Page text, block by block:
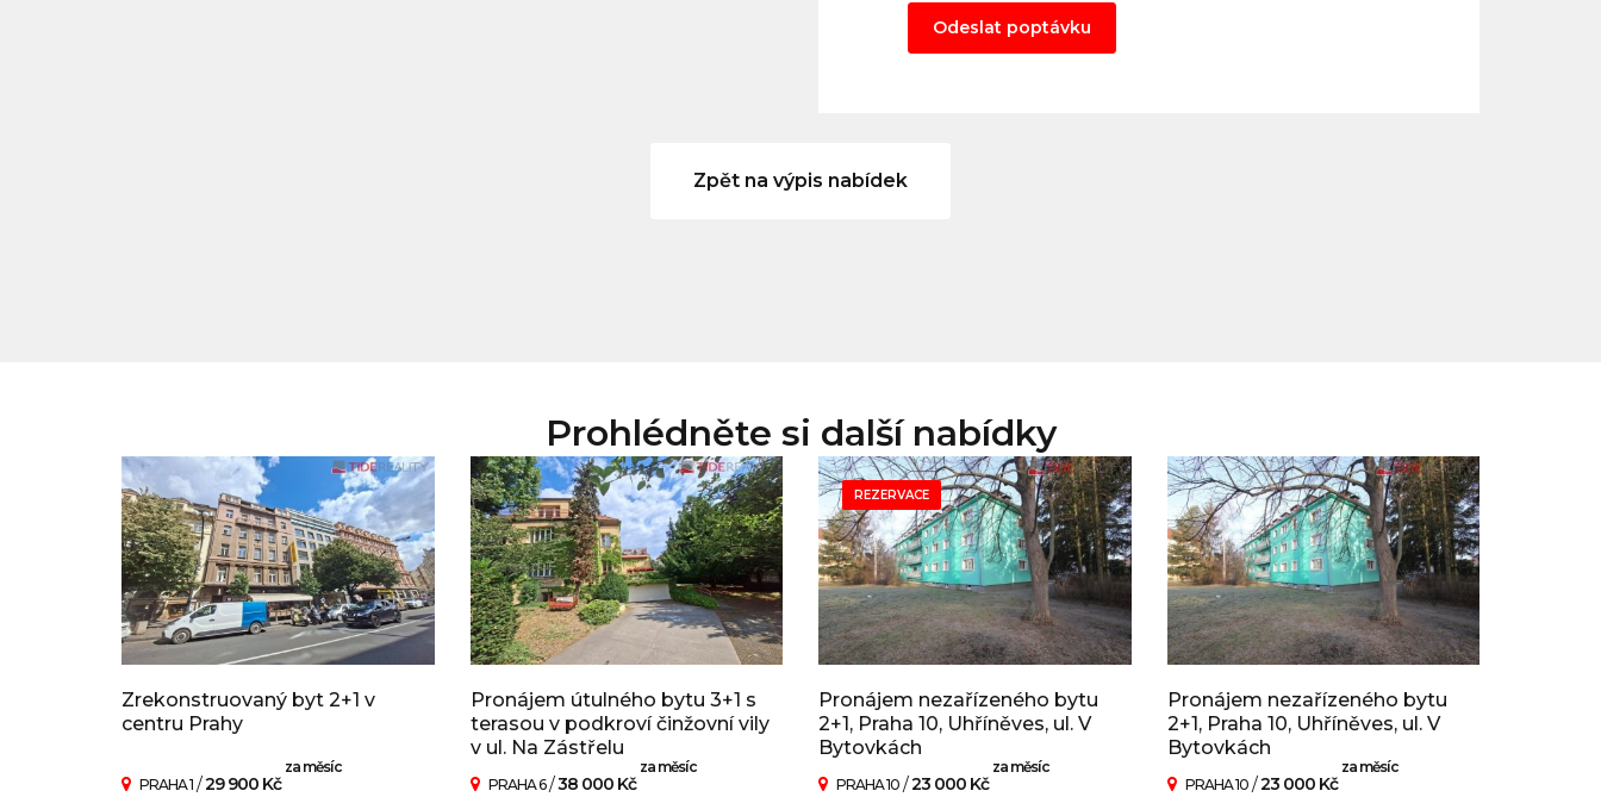
Odeslat poptávku
Zpět na výpis nabídek
Prohlédněte si další nabídky
Zrekonstruovaný byt 2+1 v
centru Prahy
PRAHA 1 /29 900 Kč
za měsíc
Pronájem útulného bytu 3+1 s
terasou v podkroví činžovní vily
v ul. Na Zástřelu
PRAHA 6/38 000 Kč
za měsíc
REZERVACE
Pronájem nezařízeného bytu
2+1, Praha 10, Uhříněves, ul. V
Bytovkách
PRAHA 10 /23 000 Kč
za měsíc
Pronájem nezařízeného bytu
2+1, Praha 10, Uhříněves, ul. V
Bytovkách
PRAHA 10/23 000 Kč
za měsíc